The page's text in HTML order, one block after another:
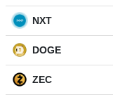
NXT
DOGE
ZEC